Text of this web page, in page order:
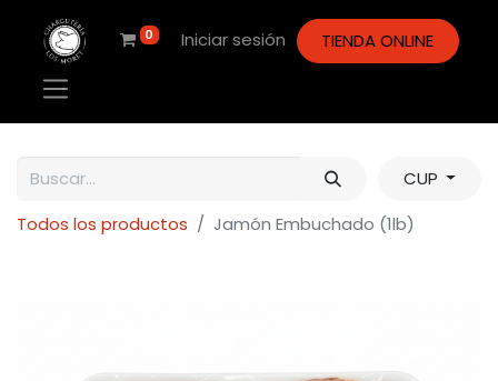
0 Iniciar sesión TIENDA ONLINE
CUP
Todos los productos
Jamón Embuchado (1lb)